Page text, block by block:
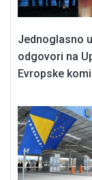
Jednoglasno
odgovori na
Evropske